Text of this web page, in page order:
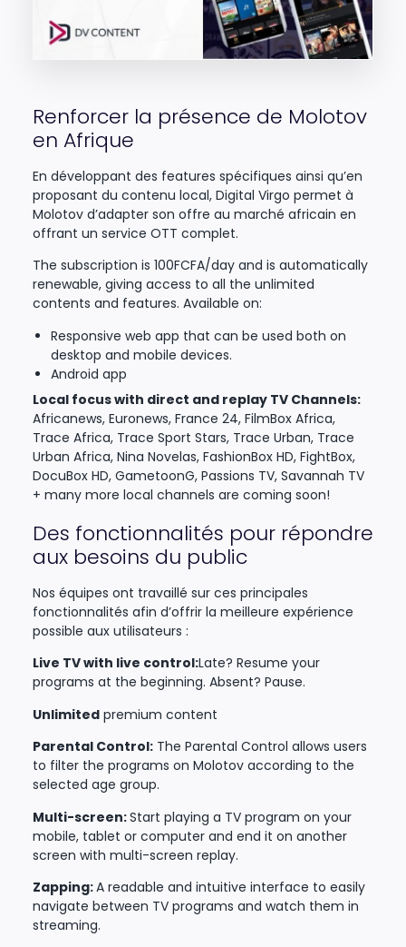
Renforcer la présence de Molotov
en Afrique
En développant des features spécifiques ainsi qu’en
proposant du contenu local, Digital Virgo permet à
Molotov d’adapter son offre au marché africain en
offrant un service OTT complet.
The subscription is 100FCFA/day and is automatically
renewable, giving access to all the unlimited
contents and features. Available on:
Responsive web app that can be used both on
desktop and mobile devices.
Android app
Local focus with direct and replay TV Channels:
Africanews, Euronews, France 24, FilmBox Africa,
Trace Africa, Trace Sport Stars, Trace Urban, Trace
Urban Africa, Nina Novelas, FashionBox HD, FightBox,
DocuBox HD, GametoonG, Passions TV, Savannah TV
+ many more local channels are coming soon!
Des fonctionnalités pour répondre
aux besoins du public
Nos équipes ont travaillé sur ces principales
fonctionnalités afin d’offrir la meilleure expérience
possible aux utilisateurs :
Live TV with live control:Late? Resume your
programs at the beginning. Absent? Pause.
Unlimitedpremium content
Parental Control:The Parental Control allows users
to filter the programs on Molotov according to the
selected age group.
Multi-screen:Start playing a TV program on your
mobile, tablet or computer and end it on another
screen with multi-screen replay.
Zapping:A readable and intuitive interface to easily
navigate between TV programs and watch them in
streaming.